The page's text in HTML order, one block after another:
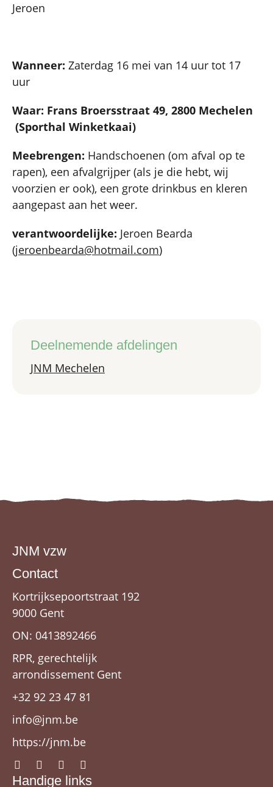
Jeroen
Wanneer: Zaterdag 16 mei van 14 uur tot 17
uur
Waar: Frans Broersstraat 49, 2800 Mechelen
(Sporthal Winketkaai)
Meebrengen: Handschoenen (om afval op te
rapen), een afvalgrijper (als je die hebt, wij
voorzien er ook), een grote drinkbus en kleren
aangepast aan het weer.
verantwoordelijke: Jeroen Bearda
(jeroenbearda@hotmail.com)
Deelnemende afdelingen
JNM Mechelen
JNM vzw
Contact
Kortrijksepoortstraat 192
9000 Gent
ON: 0413892466
RPR, gerechtelijk
arrondissement Gent
+32 92 23 47 81
info@jnm.be
https://jnm.be
Handige links